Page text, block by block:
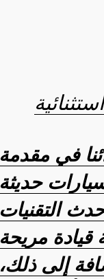
في مقدمة
سيارات حديثة
التقنيات
قيادة مريحة
إلى ذلك،